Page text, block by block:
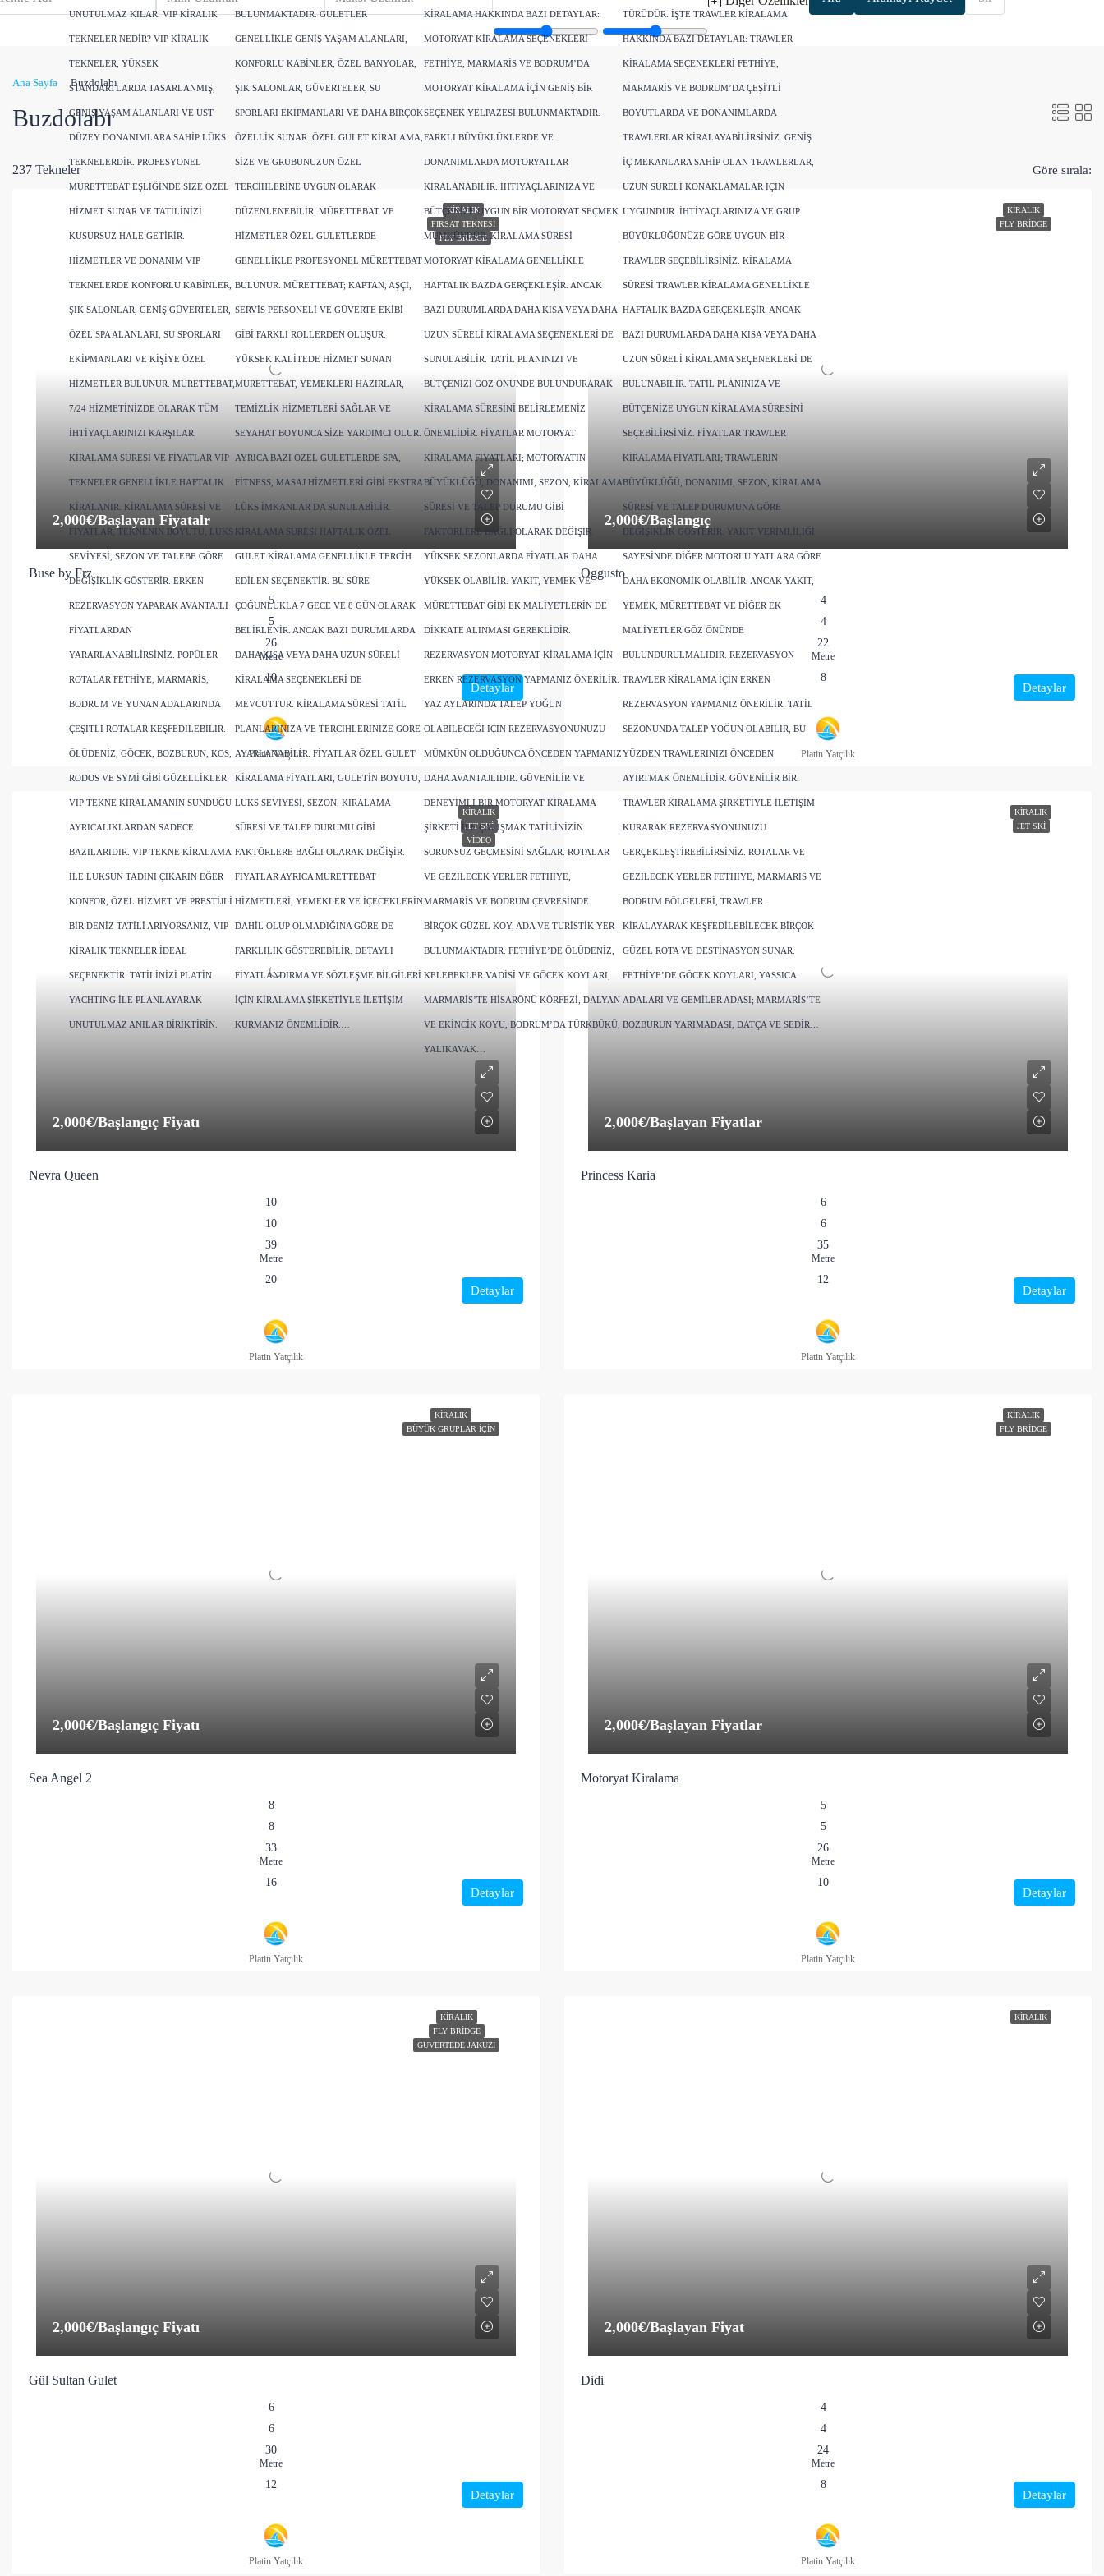
UNUTULMAZ KILAR. VIP KIRALIK
TEKNELER NEDIR? VIP KIRALIK
TEKNELER, YÜKSEK
STANDARTLARDA TASARLANMIŞ,
GENIŞ YAŞAM ALANLARI VE ÜST
DÜZEY DONANIMLARA SAHIP LÜKS
TEKNELERDIR. PROFESYONEL
MÜRETTEBAT EŞLIĞINDE SIZE ÖZEL
HIZMET SUNAR VE TATILINIZI
KUSURSUZ HALE GETIRIR.
HIZMETLER VE DONANIM VIP
TEKNELERDE KONFORLU KABINLER,
ŞIK SALONLAR, GENIŞ GÜVERTELER,
ÖZEL SPA ALANLARI, SU SPORLARI
EKIPMANLARI VE KIŞIYE ÖZEL
HIZMETLER BULUNUR. MÜRETTEBAT,
7/24 HIZMETINIZDE OLARAK TÜM
IHTIYAÇLARINIZI KARŞILAR.
KIRALAMA SÜRESI VE FIYATLAR VIP
TEKNELER GENELLIKLE HAFTALIK
KIRALANIR. KIRALAMA SÜRESI VE
FIYATLAR; TEKNENIN BOYUTU, LÜKS
SEVIYESI, SEZON VE TALEBE GÖRE
DEĞIŞIKLIK GÖSTERIR. ERKEN
REZERVASYON YAPARAK AVANTAJLI
FIYATLARDAN
YARARLANABILIRSINIZ. POPÜLER
ROTALAR FETHIYE, MARMARIS,
BODRUM VE YUNAN ADALARINDA
ÇEŞITLI ROTALAR KEŞFEDILEBILIR.
ÖLÜDENIZ, GÖCEK, BOZBURUN, KOS,
RODOS VE SYMI GIBI GÜZELLIKLER
VIP TEKNE KIRALAMANIN SUNDUĞU
AYRICALIKLARDAN SADECE
BAZILARIDIR. VIP TEKNE KIRALAMA
ILE LÜKSÜN TADINI ÇIKARIN EĞER
KONFOR, ÖZEL HIZMET VE PRESTIJLI
BIR DENIZ TATILI ARIYORSANIZ, VIP
KIRALIK TEKNELER IDEAL
SEÇENEKTIR. TATILINIZI PLATİN
YACHTING ILE PLANLAYARAK
UNUTULMAZ ANILAR BIRIKTIRIN.
BULUNMAKTADIR. GULETLER
GENELLIKLE GENIŞ YAŞAM ALANLARI,
KONFORLU KABINLER, ÖZEL BANYOLAR,
ŞIK SALONLAR, GÜVERTELER, SU
SPORLARI EKIPMANLARI VE DAHA BIRÇOK
ÖZELLIK SUNAR. ÖZEL GULET KIRALAMA,
SIZE VE GRUBUNUZUN ÖZEL
TERCIHLERINE UYGUN OLARAK
DÜZENLENEBILIR. MÜRETTEBAT VE
HIZMETLER ÖZEL GULETLERDE
GENELLIKLE PROFESYONEL MÜRETTEBAT
BULUNUR. MÜRETTEBAT; KAPTAN, AŞÇI,
SERVIS PERSONELI VE GÜVERTE EKIBI
GIBI FARKLI ROLLERDEN OLUŞUR.
YÜKSEK KALITEDE HIZMET SUNAN
MÜRETTEBAT, YEMEKLERI HAZIRLAR,
TEMIZLIK HIZMETLERI SAĞLAR VE
SEYAHAT BOYUNCA SIZE YARDIMCI OLUR.
AYRICA BAZI ÖZEL GULETLERDE SPA,
FITNESS, MASAJ HIZMETLERI GIBI EKSTRA
LÜKS IMKANLAR DA SUNULABILIR.
KIRALAMA SÜRESI HAFTALIK ÖZEL
GULET KIRALAMA GENELLIKLE TERCIH
EDILEN SEÇENEKTIR. BU SÜRE
ÇOĞUNLUKLA 7 GECE VE 8 GÜN OLARAK
BELIRLENIR. ANCAK BAZI DURUMLARDA
DAHA KISA VEYA DAHA UZUN SÜRELI
KIRALAMA SEÇENEKLERI DE
MEVCUTTUR. KIRALAMA SÜRESI TATIL
PLANLARINIZA VE TERCIHLERINIZE GÖRE
AYARLANABILIR. FIYATLAR ÖZEL GULET
KIRALAMA FIYATLARI, GULETIN BOYUTU,
LÜKS SEVIYESI, SEZON, KIRALAMA
SÜRESI VE TALEP DURUMU GIBI
FAKTÖRLERE BAĞLI OLARAK DEĞIŞIR.
FIYATLAR AYRICA MÜRETTEBAT
HIZMETLERI, YEMEKLER VE IÇECEKLERIN
DAHIL OLUP OLMADIĞINA GÖRE DE
FARKLILIK GÖSTEREBILIR. DETAYLI
FIYATLANDIRMA VE SÖZLEŞME BILGILERI
IÇIN KIRALAMA ŞIRKETIYLE ILETIŞIM
KURMANIZ ÖNEMLIDIR.…
KIRALAMA HAKKINDA BAZI DETAYLAR:
MOTORYAT KIRALAMA SEÇENEKLERI
FETHIYE, MARMARIS VE BODRUM’DA
MOTORYAT KIRALAMA IÇIN GENIŞ BIR
SEÇENEK YELPAZESI BULUNMAKTADIR.
FARKLI BÜYÜKLÜKLERDE VE
DONANIMLARDA MOTORYATLAR
KIRALANABILIR. İHTIYAÇLARINIZA VE
BÜTÇENIZE UYGUN BIR MOTORYAT SEÇMEK
MÜMKÜNDÜR. KIRALAMA SÜRESI
MOTORYAT KIRALAMA GENELLIKLE
HAFTALIK BAZDA GERÇEKLEŞIR. ANCAK
BAZI DURUMLARDA DAHA KISA VEYA DAHA
UZUN SÜRELI KIRALAMA SEÇENEKLERI DE
SUNULABILIR. TATIL PLANINIZI VE
BÜTÇENIZI GÖZ ÖNÜNDE BULUNDURARAK
KIRALAMA SÜRESINI BELIRLEMENIZ
ÖNEMLIDIR. FIYATLAR MOTORYAT
KIRALAMA FIYATLARI; MOTORYATIN
BÜYÜKLÜĞÜ, DONANIMI, SEZON, KIRALAMA
SÜRESI VE TALEP DURUMU GIBI
FAKTÖRLERE BAĞLI OLARAK DEĞIŞIR.
YÜKSEK SEZONLARDA FIYATLAR DAHA
YÜKSEK OLABILIR. YAKIT, YEMEK VE
MÜRETTEBAT GIBI EK MALIYETLERIN DE
DIKKATE ALINMASI GEREKLIDIR.
REZERVASYON MOTORYAT KIRALAMA IÇIN
ERKEN REZERVASYON YAPMANIZ ÖNERILIR.
YAZ AYLARINDA TALEP YOĞUN
OLABILECEĞI IÇIN REZERVASYONUNUZU
MÜMKÜN OLDUĞUNCA ÖNCEDEN YAPMANIZ
DAHA AVANTAJLIDIR. GÜVENILIR VE
DENEYIMLI BIR MOTORYAT KIRALAMA
ŞIRKETI ILE ÇALIŞMAK TATILINIZIN
SORUNSUZ GEÇMESINI SAĞLAR. ROTALAR
VE GEZILECEK YERLER FETHIYE,
MARMARIS VE BODRUM ÇEVRESINDE
BIRÇOK GÜZEL KOY, ADA VE TURISTIK YER
BULUNMAKTADIR. FETHIYE’DE ÖLÜDENIZ,
KELEBEKLER VADISI VE GÖCEK KOYLARI,
MARMARIS’TE HISARÖNÜ KÖRFEZI, DALYAN
VE EKINCIK KOYU, BODRUM’DA TÜRKBÜKÜ,
YALIKAVAK…
TÜRÜDÜR. İŞTE TRAWLER KIRALAMA
HAKKINDA BAZI DETAYLAR: TRAWLER
KIRALAMA SEÇENEKLERI FETHIYE,
MARMARIS VE BODRUM’DA ÇEŞITLI
BOYUTLARDA VE DONANIMLARDA
TRAWLERLAR KIRALAYABILIRSINIZ. GENIŞ
IÇ MEKANLARA SAHIP OLAN TRAWLERLAR,
UZUN SÜRELI KONAKLAMALAR IÇIN
UYGUNDUR. İHTIYAÇLARINIZA VE GRUP
BÜYÜKLÜĞÜNÜZE GÖRE UYGUN BIR
TRAWLER SEÇEBILIRSINIZ. KIRALAMA
SÜRESI TRAWLER KIRALAMA GENELLIKLE
HAFTALIK BAZDA GERÇEKLEŞIR. ANCAK
BAZI DURUMLARDA DAHA KISA VEYA DAHA
UZUN SÜRELI KIRALAMA SEÇENEKLERI DE
BULUNABILIR. TATIL PLANINIZA VE
BÜTÇENIZE UYGUN KIRALAMA SÜRESINI
SEÇEBILIRSINIZ. FIYATLAR TRAWLER
KIRALAMA FIYATLARI; TRAWLERIN
BÜYÜKLÜĞÜ, DONANIMI, SEZON, KIRALAMA
SÜRESI VE TALEP DURUMUNA GÖRE
DEĞIŞIKLIK GÖSTERIR. YAKIT VERIMLILIĞI
SAYESINDE DIĞER MOTORLU YATLARA GÖRE
DAHA EKONOMIK OLABILIR. ANCAK YAKIT,
YEMEK, MÜRETTEBAT VE DIĞER EK
MALIYETLER GÖZ ÖNÜNDE
BULUNDURULMALIDIR. REZERVASYON
TRAWLER KIRALAMA IÇIN ERKEN
REZERVASYON YAPMANIZ ÖNERILIR. TATIL
SEZONUNDA TALEP YOĞUN OLABILIR, BU
YÜZDEN TRAWLERINIZI ÖNCEDEN
AYIRTMAK ÖNEMLIDIR. GÜVENILIR BIR
TRAWLER KIRALAMA ŞIRKETIYLE ILETIŞIM
KURARAK REZERVASYONUNUZU
GERÇEKLEŞTIREBILIRSINIZ. ROTALAR VE
GEZILECEK YERLER FETHIYE, MARMARIS VE
BODRUM BÖLGELERI, TRAWLER
KIRALAYARAK KEŞFEDILEBILECEK BIRÇOK
GÜZEL ROTA VE DESTINASYON SUNAR.
FETHIYE’DE GÖCEK KOYLARI, YASSICA
ADALARI VE GEMILER ADASI; MARMARIS’TE
BOZBURUN YARIMADASI, DATÇA VE SEDIR…
Ana Sayfa Buzdolabı
Buzdolabı
237 Tekneler Göre sırala:
KIRALIK
FIRSAT TEKNESI
FLY BRIDGE
2,000€/Başlayan Fiyatalr
Buse by Frz
5
5
26
Metre
10
Detaylar
Platin Yatçılık
KIRALIK
FLY BRIDGE
2,000€/Başlangıç
Oggusto
4
4
22
Metre
8
Detaylar
Platin Yatçılık
KIRALIK
JET SKI
VIDEO
2,000€/Başlangıç Fiyatı
Nevra Queen
10
10
39
Metre
20
Detaylar
Platin Yatçılık
KIRALIK
JET SKI
2,000€/Başlayan Fiyatlar
Princess Karia
6
6
35
Metre
12
Detaylar
Platin Yatçılık
KIRALIK
BÜYÜK GRUPLAR İÇIN
2,000€/Başlangıç Fiyatı
Sea Angel 2
8
8
33
Metre
16
Detaylar
Platin Yatçılık
KIRALIK
FLY BRIDGE
2,000€/Başlayan Fiyatlar
Motoryat Kiralama
5
5
26
Metre
10
Detaylar
Platin Yatçılık
KIRALIK
FLY BRIDGE
GUVERTEDE JAKUZI
2,000€/Başlangıç Fiyatı
Gül Sultan Gulet
6
6
30
Metre
12
Detaylar
Platin Yatçılık
KIRALIK
2,000€/Başlayan Fiyat
Didi
4
4
24
Metre
8
Detaylar
Platin Yatçılık